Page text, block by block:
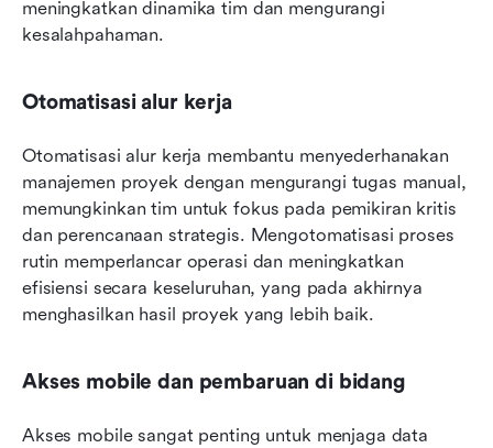
meningkatkan dinamika tim dan mengurangi
kesalahpahaman.
Otomatisasi alur kerja
Otomatisasi alur kerja membantu menyederhanakan
manajemen proyek dengan mengurangi tugas manual,
memungkinkan tim untuk fokus pada pemikiran kritis
dan perencanaan strategis. Mengotomatisasi proses
rutin memperlancar operasi dan meningkatkan
efisiensi secara keseluruhan, yang pada akhirnya
menghasilkan hasil proyek yang lebih baik.
Akses mobile dan pembaruan di bidang
Akses mobile sangat penting untuk menjaga data